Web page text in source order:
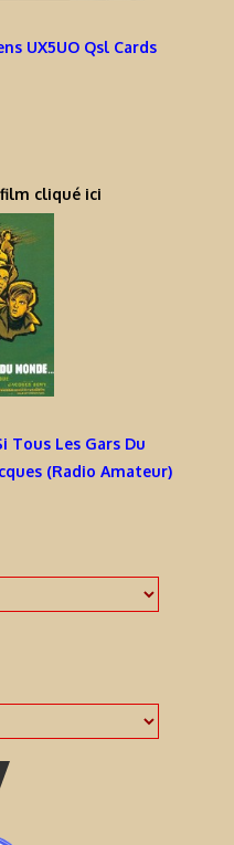
UX5UO Qsl Cards
cliqué ici
Tous Les Gars Du
(Radio Amateur)